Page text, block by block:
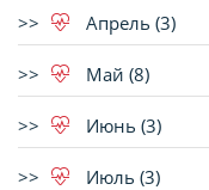
Апрель (3)
Май (8)
Июнь (3)
Июль (3)